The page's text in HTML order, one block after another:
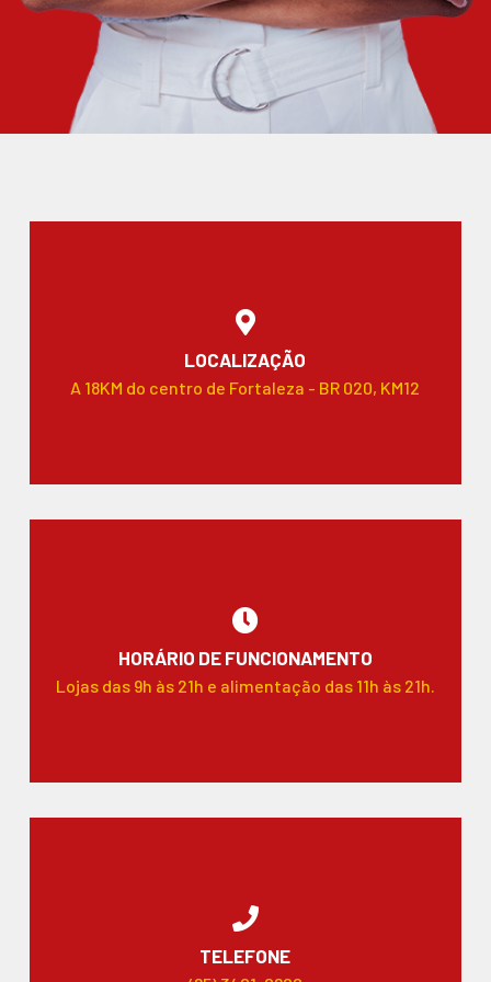
LOCALIZAÇÃO
A 18KM do centro de Fortaleza - BR 020, KM12
HORÁRIO DE FUNCIONAMENTO
Lojas das 9h às 21h e alimentação das 11h às 21h.
TELEFONE